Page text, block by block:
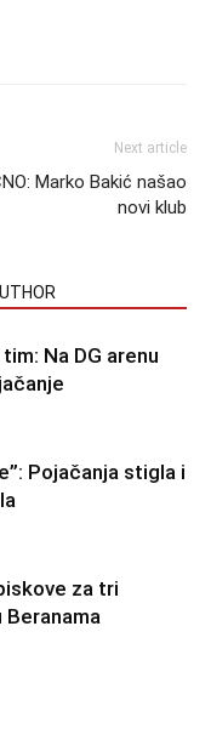
Next article
Marko Bakić našao
novi klub
Na DG arenu
Pojačanja stigla i
za tri
Beranama